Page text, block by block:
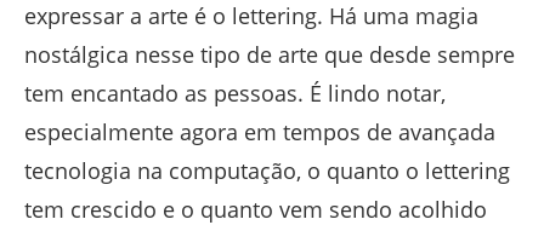
expressar a arte é o lettering. Há uma magia
nostálgica nesse tipo de arte que desde sempre
tem encantado as pessoas. É lindo notar,
especialmente agora em tempos de avançada
tecnologia na computação, o quanto o lettering
tem crescido e o quanto vem sendo acolhido